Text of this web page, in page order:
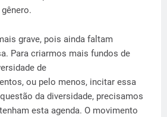
grave, pois ainda faltam
Para criarmos mais fundos de
de
ou pelo menos, incitar essa
da diversidade, precisamos
esta agenda. O movimento